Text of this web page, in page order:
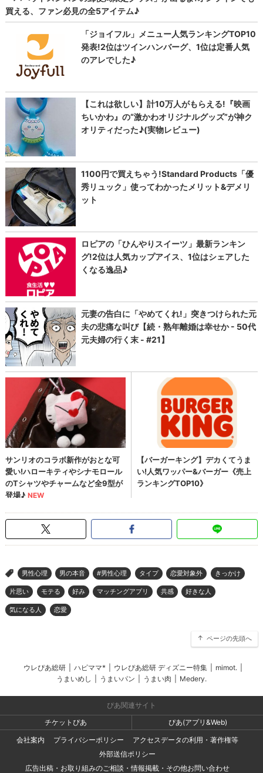
> 男性心理 男の本音 #男性心理 タイプ 恋愛対象外 きっかけ
片思い モテる 好み マッチングアプリ 共感 好きな人
気になる人 恋愛
ページの先頭へ
ウレぴあ総研 ハピママ* ウレぴあ総研 ディズニー特集 mimot.
うまいめし
うまいパン うまい肉 Medery.
ぴあ関連サイト
チケットぴあ
ぴあ(アプリ&Web)
会社案内
プライバシーポリシー
アクセスデータの利用・著作権等
外部送信ポリシー
広告出稿・お取り組みのご相談・情報掲載・その他お問い合わせ